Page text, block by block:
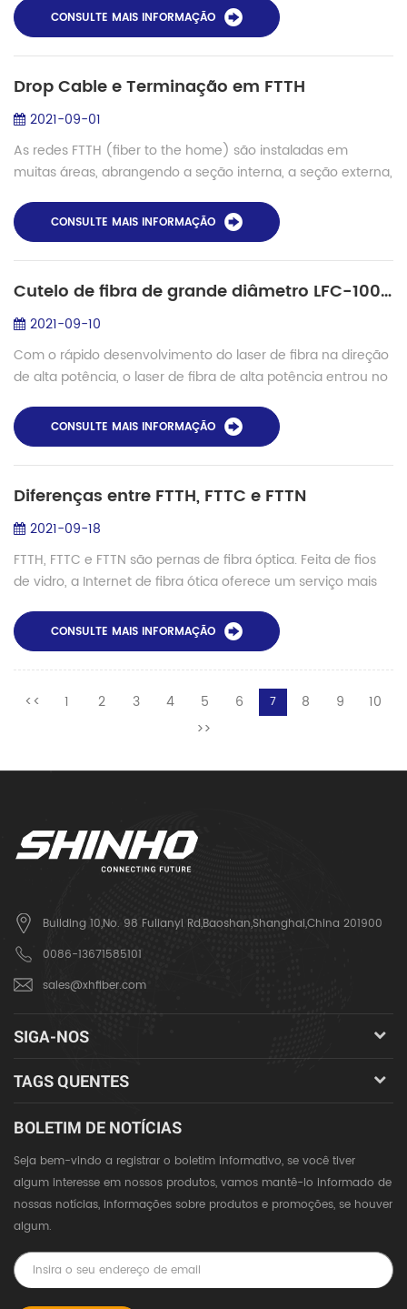
Governos, empresas e indivíduos ...
CONSULTE MAIS INFORMAÇÃO
Drop Cable e Terminação em FTTH
2021-09-01
As redes FTTH (fiber to the home) são instaladas em
muitas áreas, abrangendo a seção interna, a seção externa,
requisitos de cabeamento de diferent...
CONSULTE MAIS INFORMAÇÃO
Cutelo de fibra de grande diâmetro LFC-100 para revestimento de 250um e 400um
2021-09-10
Com o rápido desenvolvimento do laser de fibra na direção
de alta potência, o laser de fibra de alta potência entrou no
atenção é dada ...
CONSULTE MAIS INFORMAÇÃO
Diferenças entre FTTH, FTTC e FTTN
2021-09-18
FTTH, FTTC e FTTN são pernas de fibra óptica. Feita de fios
de vidro, a Internet de fibra ótica oferece um serviço mais
em comparação com os ...
CONSULTE MAIS INFORMAÇÃO
<< 1 2 3 4 5 6 7 8 9
10
>>
Building 10,No. 98 Fulianyi Rd,Baoshan,Shanghai,China 201900
0086-13671585101
sales@xhfiber.com
SIGA-NOS
TAGS QUENTES
BOLETIM DE NOTÍCIAS
Seja bem-vindo a registrar o boletim informativo, se você tiver
algum interesse em nossos produtos, vamos mantê-lo informado de
nossas notícias, informações sobre produtos e promoções, se houver
algum.